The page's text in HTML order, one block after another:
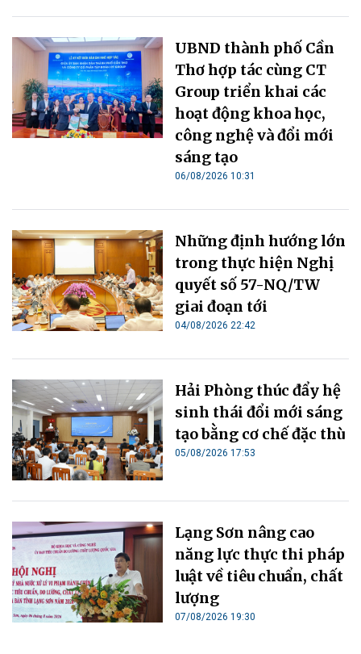
UBND thành phố Cần
Thơ hợp tác cùng CT
Group triển khai các
hoạt động khoa học,
công nghệ và đổi mới
sáng tạo
06/08/2026 10:31
Những định hướng lớn
trong thực hiện Nghị
quyết số 57-NQ/TW
giai đoạn tới
04/08/2026 22:42
Hải Phòng thúc đẩy hệ
sinh thái đổi mới sáng
tạo bằng cơ chế đặc thù
05/08/2026 17:53
Lạng Sơn nâng cao
năng lực thực thi pháp
luật về tiêu chuẩn, chất
lượng
07/08/2026 19:30